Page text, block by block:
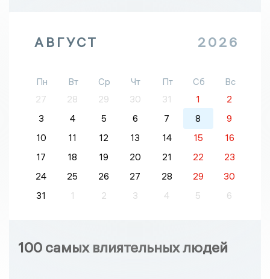
АВГУСТ 2026
Пн Вт Ср Чт Пт Сб
Вс
27
28 29 30 31 1
2
3
4 5 6 7 8
9
10
11 12 13 14 15
16
17
18 19 20 21 22
23
24
25 26 27 28 29
30
31
1 2 3 4 5 6
100 самых влиятельных людей